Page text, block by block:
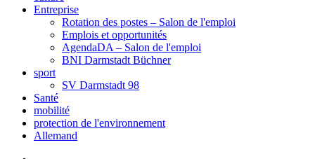
Entreprise
Rotation des postes – Salon de l'emploi
Emplois et opportunités
AgendaDA – Salon de l'emploi
BNI Darmstadt Büchner
sport
SV Darmstadt 98
Santé
mobilité
protection de l'environnement
Allemand